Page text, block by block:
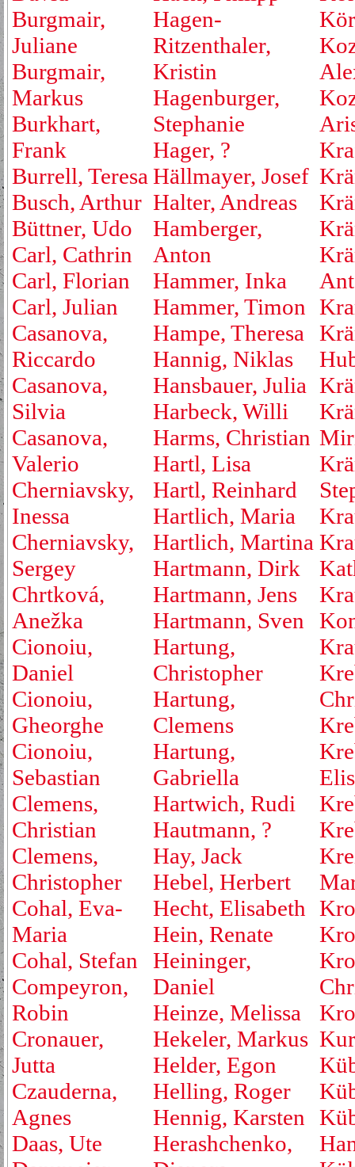
Burgmair,
Juliane
Burgmair,
Markus
Burkhart,
Frank
Burrell, Teresa
Busch, Arthur
Büttner, Udo
Carl, Cathrin
Carl, Florian
Carl, Julian
Casanova,
Riccardo
Casanova,
Silvia
Casanova,
Valerio
Cherniavsky,
Inessa
Cherniavsky,
Sergey
Chrtková,
Anežka
Cionoiu,
Daniel
Cionoiu,
Gheorghe
Cionoiu,
Sebastian
Clemens,
Christian
Clemens,
Christopher
Cohal, Eva-
Maria
Cohal, Stefan
Compeyron,
Robin
Cronauer,
Jutta
Czauderna,
Agnes
Daas, Ute
Hagen-
Ritzenthaler,
Kristin
Hagenburger,
Stephanie
Hager, ?
Hällmayer, Josef
Halter, Andreas
Hamberger,
Anton
Hammer, Inka
Hammer, Timon
Hampe, Theresa
Hannig, Niklas
Hansbauer, Julia
Harbeck, Willi
Harms, Christian
Hartl, Lisa
Hartl, Reinhard
Hartlich, Maria
Hartlich, Martina
Hartmann, Dirk
Hartmann, Jens
Hartmann, Sven
Hartung,
Christopher
Hartung,
Clemens
Hartung,
Gabriella
Hartwich, Rudi
Hautmann, ?
Hay, Jack
Hebel, Herbert
Hecht, Elisabeth
Hein, Renate
Heininger,
Daniel
Heinze, Melissa
Hekeler, Markus
Helder, Egon
Helling, Roger
Hennig, Karsten
Herashchenko,